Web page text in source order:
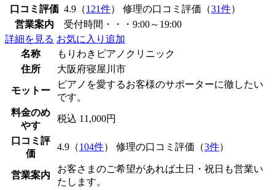
口コミ評価 4.9（121件） 修理の口コミ評価（31件）
営業案内
受付時間・・・9:00～19:00
詳細を見る お気に入り追加
名称
もりわきピアノクリニック
住所
大阪府寝屋川市
モットー
ピアノを愛するお客様のサポーターに徹したい
です。
料金のめ
やす
税込 11,000円
口コミ評
価
4.9（104件） 修理の口コミ評価（3件）
営業案内
お客さまのご希望があれば土日・祝日も営業い
たします。